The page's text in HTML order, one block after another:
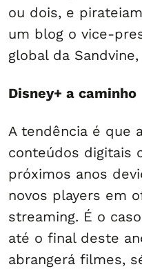
ou dois, e
um blog o vice-
global da
Disney+ a caminho
A tendência é que
conteúdos digitais
próximos anos
novos players em
streaming. É o
até o final deste
abrangerá filmes,